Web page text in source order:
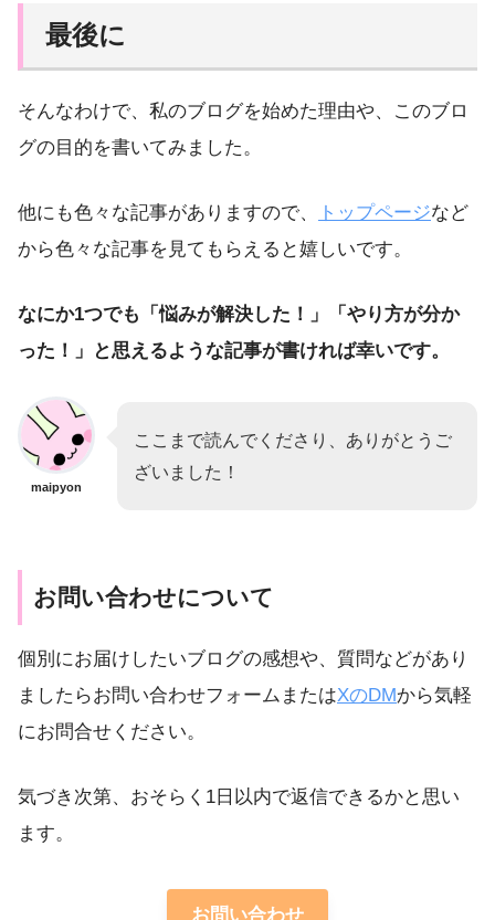
最後に
そんなわけで、私のブログを始めた理由や、このブロ
グの目的を書いてみました。
他にも色々な記事がありますので、 トップページなど
から色々な記事を見てもらえると嬉しいです。
なにか1つでも「悩みが解決した！」「やり方が分か
った！」と思えるような記事が書ければ幸いです。
maipyon
ここまで読んでくださり、ありがとうご
ざいました！
お問い合わせについて
個別にお届けしたいブログの感想や、質問などがあり
ましたらお問い合わせフォームまたはXのDMから気軽
にお問合せください。
気づき次第、おそらく1日以内で返信できるかと思い
ます。
お問い合わせ